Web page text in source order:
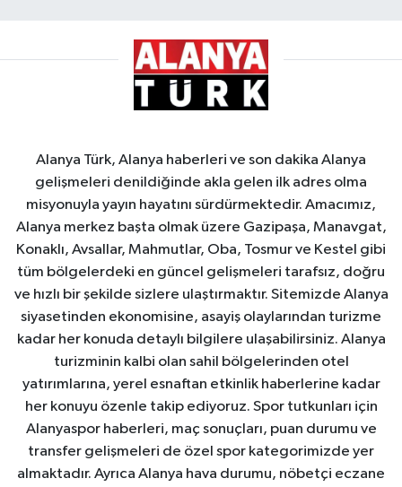
Alanya Türk, Alanya haberleri ve son dakika Alanya
gelişmeleri denildiğinde akla gelen ilk adres olma
misyonuyla yayın hayatını sürdürmektedir. Amacımız,
Alanya merkez başta olmak üzere Gazipaşa, Manavgat,
Konaklı, Avsallar, Mahmutlar, Oba, Tosmur ve Kestel gibi
tüm bölgelerdeki en güncel gelişmeleri tarafsız, doğru
ve hızlı bir şekilde sizlere ulaştırmaktır. Sitemizde Alanya
siyasetinden ekonomisine, asayiş olaylarından turizme
kadar her konuda detaylı bilgilere ulaşabilirsiniz. Alanya
turizminin kalbi olan sahil bölgelerinden otel
yatırımlarına, yerel esnaftan etkinlik haberlerine kadar
her konuyu özenle takip ediyoruz. Spor tutkunları için
Alanyaspor haberleri, maç sonuçları, puan durumu ve
transfer gelişmeleri de özel spor kategorimizde yer
almaktadır. Ayrıca Alanya hava durumu, nöbetçi eczane